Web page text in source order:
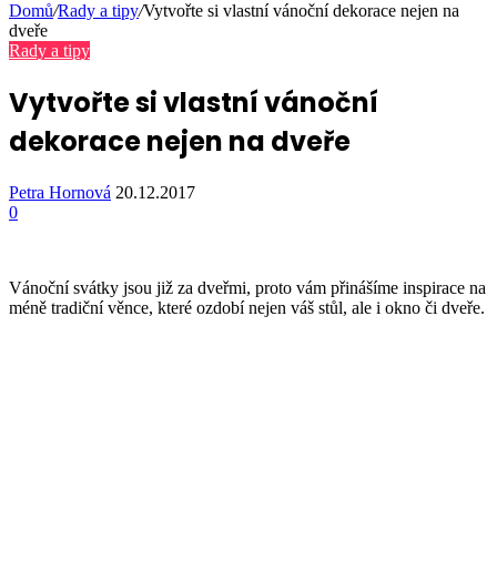
Domů/Rady a tipy/Vytvořte si vlastní vánoční dekorace nejen na
dveře
Rady a tipy
Vytvořte si vlastní vánoční
dekorace nejen na dveře
Petra Hornová 20.12.2017
0
Vánoční svátky jsou již za dveřmi, proto vám přinášíme inspirace na
méně tradiční věnce, které ozdobí nejen váš stůl, ale i okno či dveře.